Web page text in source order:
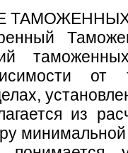
от
из